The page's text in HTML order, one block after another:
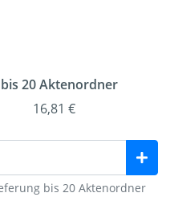
20 Aktenordner
16,81 €
bis 20 Aktenordner